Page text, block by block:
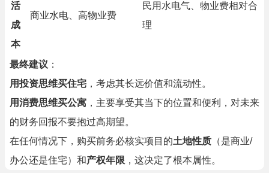
活
成
本
商业水电、高物业费
民用水电气、物业费相对合
理
最终建议 ：
用投资思维买住宅 ，考虑其长远价值和流动性。
用消费思维买公寓 ，主要享受其当下的位置和便利，对未来
的财务回报不要抱过高期望。
在任何情况下，购买前务必核实项目的土地性质 （是商业/
办公还是住宅）和产权年限 ，这决定了根本属性。